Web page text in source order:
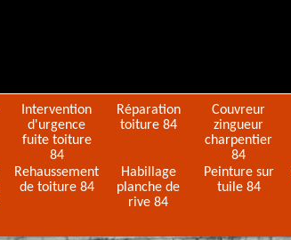
Intervention
d'urgence
fuite toiture
84
Réparation
toiture 84
Couvreur
zingueur
charpentier
84
Rehaussement
de toiture 84
Habillage
planche de
rive 84
Peinture sur
tuile 84